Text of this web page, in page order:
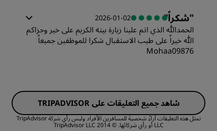
"شكراً"
2026-01-02
الحمدالله الذي اتم علينا زيارة بيته الكريم على خير وجزاكم
الله خيراً على طيب الاستقبال شكرا للموظفين جميعاً
Mohaa09876
القيمة
شاهد جميع التعليقات على TRIPADVISOR
تمثل هذه التعليقات آراءً شخصيةً للمسافرين الأفراد وليس رأي شركة TripAdvisor
LLC أو رأي شركائها.
© 2014 TripAdvisor LLC